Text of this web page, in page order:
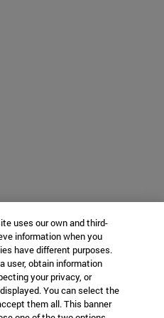
uses our own and third-
information when you
have different purposes.
user, obtain information
your privacy, or
You can select the
them all. This banner